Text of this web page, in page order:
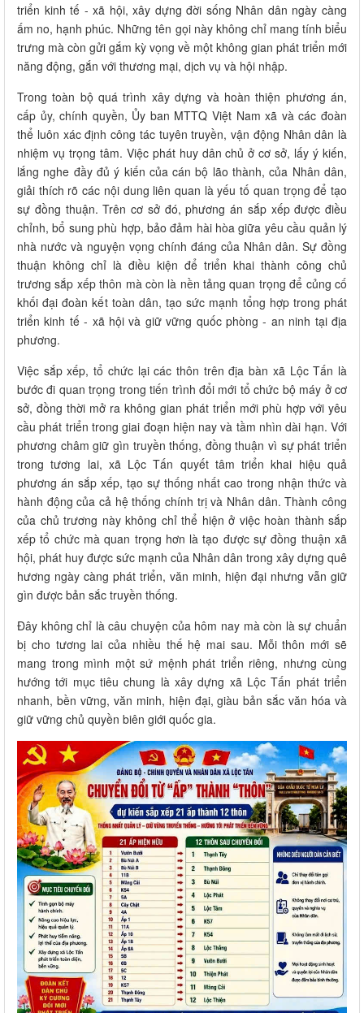
triển kinh tế - xã hội, xây dựng đời sống Nhân dân ngày càng
ấm no, hạnh phúc. Những tên gọi này không chỉ mang tính biểu
trưng mà còn gửi gắm kỳ vọng về một không gian phát triển mới
năng động, gắn với thương mại, dịch vụ và hội nhập.
Trong toàn bộ quá trình xây dựng và hoàn thiện phương án,
cấp ủy, chính quyền, Ủy ban MTTQ Việt Nam xã và các đoàn
thể luôn xác định công tác tuyên truyền, vận động Nhân dân là
nhiệm vụ trọng tâm. Việc phát huy dân chủ ở cơ sở, lấy ý kiến,
lắng nghe đầy đủ ý kiến của cán bộ lão thành, của Nhân dân,
giải thích rõ các nội dung liên quan là yếu tố quan trọng để tạo
sự đồng thuận. Trên cơ sở đó, phương án sắp xếp được điều
chỉnh, bổ sung phù hợp, bảo đảm hài hòa giữa yêu cầu quản lý
nhà nước và nguyện vọng chính đáng của Nhân dân. Sự đồng
thuận không chỉ là điều kiện để triển khai thành công chủ
trương sắp xếp thôn mà còn là nền tảng quan trọng để củng cố
khối đại đoàn kết toàn dân, tạo sức mạnh tổng hợp trong phát
triển kinh tế - xã hội và giữ vững quốc phòng - an ninh tại địa
phương.
Việc sắp xếp, tổ chức lại các thôn trên địa bàn xã Lộc Tấn là
bước đi quan trọng trong tiến trình đổi mới tổ chức bộ máy ở cơ
sở, đồng thời mở ra không gian phát triển mới phù hợp với yêu
cầu phát triển trong giai đoạn hiện nay và tầm nhìn dài hạn. Với
phương châm giữ gìn truyền thống, đồng thuận vì sự phát triển
trong tương lai, xã Lộc Tấn quyết tâm triển khai hiệu quả
phương án sắp xếp, tạo sự thống nhất cao trong nhận thức và
hành động của cả hệ thống chính trị và Nhân dân. Thành công
của chủ trương này không chỉ thể hiện ở việc hoàn thành sắp
xếp tổ chức mà quan trọng hơn là tạo được sự đồng thuận xã
hội, phát huy được sức mạnh của Nhân dân trong xây dựng quê
hương ngày càng phát triển, văn minh, hiện đại nhưng vẫn giữ
gìn được bản sắc truyền thống.
Đây không chỉ là câu chuyện của hôm nay mà còn là sự chuẩn
bị cho tương lai của nhiều thế hệ mai sau. Mỗi thôn mới sẽ
mang trong mình một sứ mệnh phát triển riêng, nhưng cùng
hướng tới mục tiêu chung là xây dựng xã Lộc Tấn phát triển
nhanh, bền vững, văn minh, hiện đại, giàu bản sắc văn hóa và
giữ vững chủ quyền biên giới quốc gia.